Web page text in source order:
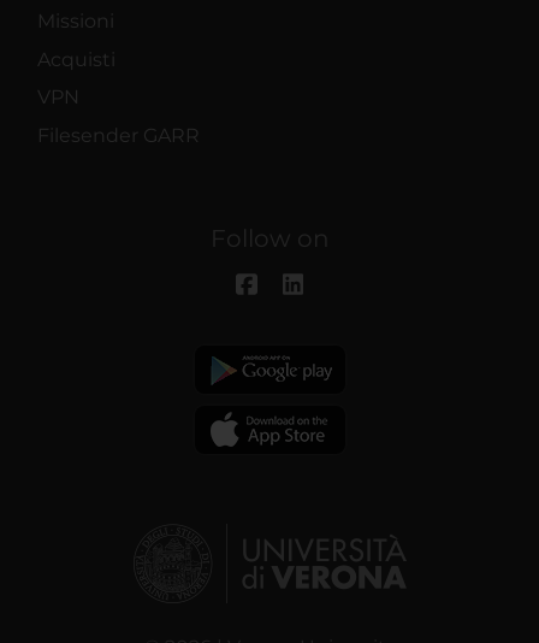
Missioni
Acquisti
VPN
Filesender GARR
Follow on